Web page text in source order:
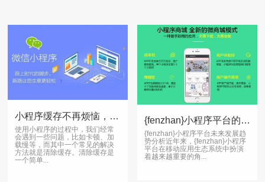
小程序缓存不再烦恼，一招让你畅享快捷体验
使用小程序的过程中，我们经常
会遇到一些问题，比如卡顿、加
载慢等，而其中一个常见的解决
方法就是清除缓存。清除缓存是
一个简单...
{fenzhan}小程序平台的未来发展趋势分析
{fenzhan}小程序平台未来发展趋
势分析近年来，{fenzhan}小程序
平台在移动应用生态系统中扮演
着越来越重要的角...